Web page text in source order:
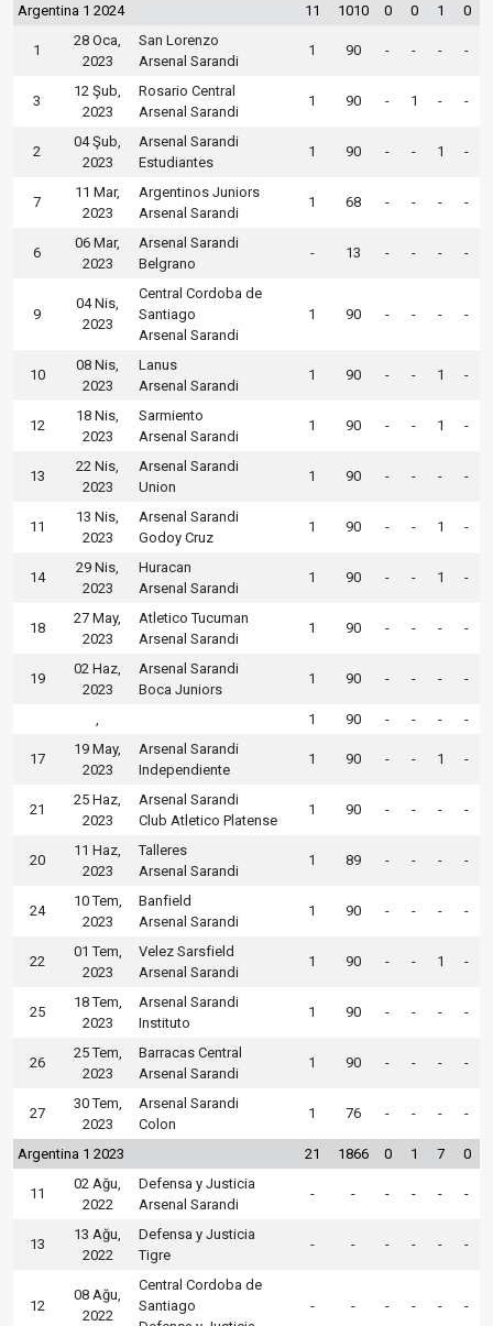
Argentina 1 2024 11 1010 0 0 1 0
1
28 Oca,
2023
San Lorenzo
Arsenal Sarandi
1 90 - - - -
3
12 Şub,
2023
Rosario Central
Arsenal Sarandi
1 90 - 1 - -
2
04 Şub,
2023
Arsenal Sarandi
Estudiantes
1 90 - - 1 -
7
11 Mar,
2023
Argentinos Juniors
Arsenal Sarandi
1 68 - - - -
6
06 Mar,
2023
Arsenal Sarandi
Belgrano
- 13 - - - -
9
04 Nis,
2023
Central Cordoba de
Santiago
Arsenal Sarandi
1 90 - - - -
10
08 Nis,
2023
Lanus
Arsenal Sarandi
1 90 - - 1 -
12
18 Nis,
2023
Sarmiento
Arsenal Sarandi
1 90 - - 1 -
13
22 Nis,
2023
Arsenal Sarandi
Union
1 90 - - - -
11
13 Nis,
2023
Arsenal Sarandi
Godoy Cruz
1 90 - - 1 -
14
29 Nis,
2023
Huracan
Arsenal Sarandi
1 90 - - 1 -
18
27 May,
2023
Atletico Tucuman
Arsenal Sarandi
1 90 - - - -
19
02 Haz,
2023
Arsenal Sarandi
Boca Juniors
1 90 - - - -
1 90 - - - -
17
19 May,
2023
Arsenal Sarandi
Independiente
1 90 - - 1 -
21
25 Haz,
2023
Arsenal Sarandi
Club Atletico Platense
1 90 - - - -
20
11 Haz,
2023
Talleres
Arsenal Sarandi
1 89 - - - -
24
10 Tem,
2023
Banfield
Arsenal Sarandi
1 90 - - - -
22
01 Tem,
2023
Velez Sarsfield
Arsenal Sarandi
1 90 - - 1 -
25
18 Tem,
2023
Arsenal Sarandi
Instituto
1 90 - - - -
26
25 Tem,
2023
Barracas Central
Arsenal Sarandi
1 90 - - - -
27
30 Tem,
2023
Arsenal Sarandi
Colon
1 76 - - - -
Argentina 1 2023 21 1866 0 1 7 0
11
02 Ağu,
2022
Defensa y Justicia
Arsenal Sarandi
- - - - - -
13
13 Ağu,
2022
Defensa y Justicia
Tigre
- - - - - -
12
08 Ağu,
2022
Central Cordoba de
Santiago
- - - - - -